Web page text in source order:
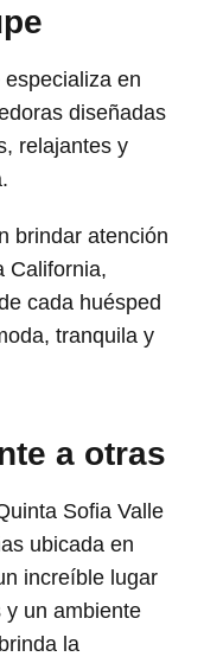
en
diseñadas
relajantes y
brindar atención
California,
cada huésped
tranquila y
a otras
Sofia Valle
ubicada en
increíble lugar
y un ambiente
la